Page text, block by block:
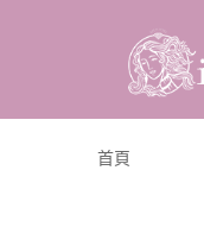
首頁